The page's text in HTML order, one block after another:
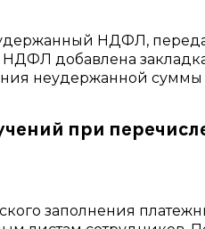
НДФЛ,
добавлена
неудержанной
при
заполнения